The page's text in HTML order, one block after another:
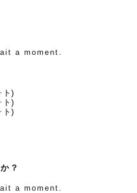
a moment.
？
a moment.